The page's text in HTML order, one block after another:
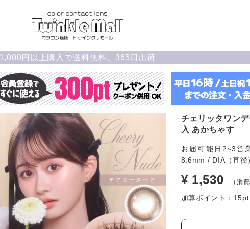
1,000円以上購入で送料無料、365日出荷
チェリッタワン
入 あかちゃす
お届可能日2~3営
8.6mm / DIA（直径
¥ 1,530 （消
加算ポイント： 15pt